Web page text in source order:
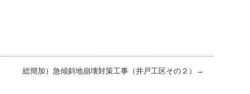
総簡加）急傾斜地崩壊対策工事（井戸工区その２）